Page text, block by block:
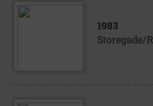
1983
Storegade/